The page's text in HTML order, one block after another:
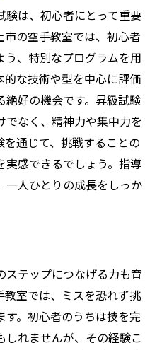
は、初心者にとって重要
の空手教室では、初心者
、特別なプログラムを用
な技術や型を中心に評価
好の機会です。昇級試験
なく、精神力や集中力を
通じて、挑戦することの
感できるでしょう。指導
人ひとりの成長をしっか
テップにつなげる力も育
室では、ミスを恐れず挑
。初心者のうちは技を完
れませんが、その経験こ